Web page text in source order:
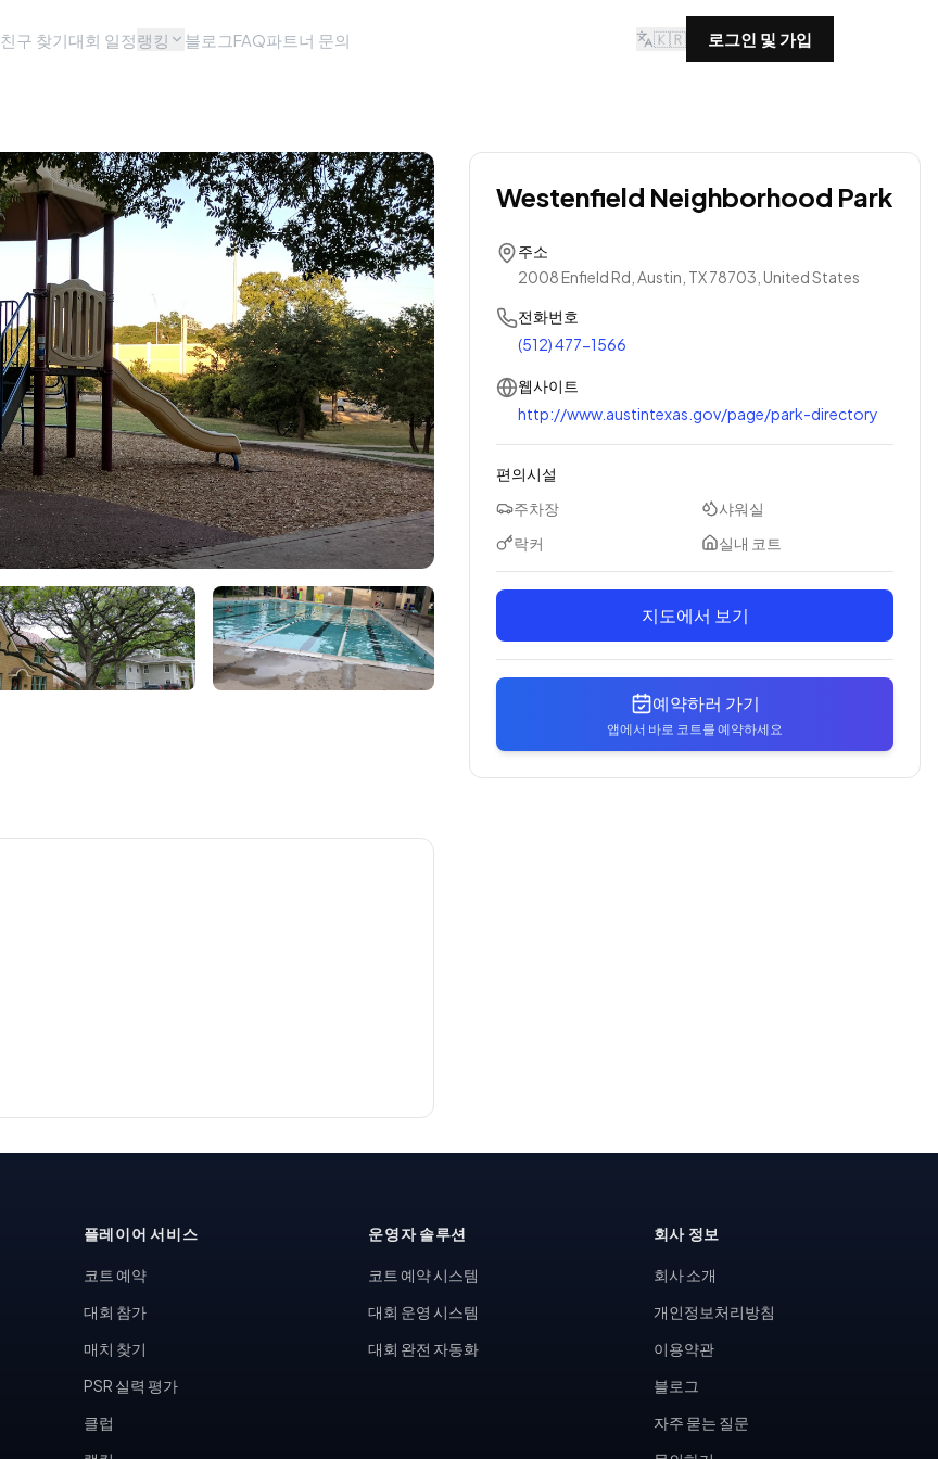
친구 찾기대회 일정랭킹 블로그FAQ파트너 문의 🇰🇷 로그인 및 가입
Westenfield Neighborhood Park
주소
2008 Enfield Rd, Austin, TX 78703, United States
전화번호
(512) 477-1566
웹사이트
http://www.austintexas.gov/page/park-directory
편의시설
주차장
샤워실
락커
실내 코트
지도에서 보기
예약하러 가기
앱에서 바로 코트를 예약하세요
플레이어 서비스
코트 예약
대회 참가
매치 찾기
PSR 실력 평가
클럽
운영자 솔루션
코트 예약 시스템
대회 운영 시스템
대회 완전 자동화
회사 정보
회사 소개
개인정보처리방침
이용약관
블로그
자주 묻는 질문